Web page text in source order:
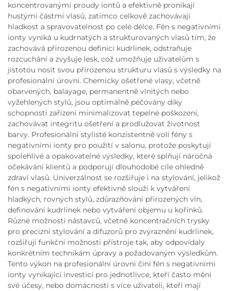
koncentrovanými proudy iontů a efektivně pronikají
hustými částmi vlasů, zatímco celkově zachovávají
hladkost a spravovatelnost po celé délce. Fén s negativními
ionty vyniká u kudrnatých a strukturovaných vlasů tím, že
zachovává přirozenou definici kudrlinek, odstraňuje
rozcuchání a zvyšuje lesk, což umožňuje uživatelům s
jistotou nosit svou přirozenou strukturu vlasů s výsledky na
profesionální úrovni. Chemicky ošetřené vlasy, včetně
obarvených, balayage, permanentně vlnitých nebo
vyžehlených stylů, jsou optimálně péčovány díky
schopnosti zařízení minimalizovat tepelné poškození,
zachovávat integritu ošetření a prodlužovat životnost
barvy. Profesionální stylisté konzistentně volí fény s
negativními ionty pro použití v salonu, protože poskytují
spolehlivé a opakovatelné výsledky, které splňují náročná
očekávání klientů a podporují dlouhodobé cíle ohledně
zdraví vlasů. Univerzálnost se rozšiřuje i na stylování, jelikož
fén s negativními ionty efektivně slouží k vytváření
hladkých, rovných stylů, zdůrazňování přirozených vln,
definování kudrlinek nebo vytváření objemu u kořínků.
Různé možnosti nástavců, včetně koncentračních trysky
pro precizní stylování a difuzorů pro zvýraznění kudrlinek,
rozšiřují funkční možnosti přístroje tak, aby odpovídaly
konkrétním technikám úpravy a požadovaným výsledkům.
Tento výkon na profesionální úrovni činí fén s negativními
ionty vynikající investicí pro jednotlivce, kteří často mění
své účesy, nebo domácnosti s více uživateli, kteří mají